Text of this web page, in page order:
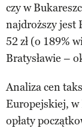
czy w
najdroższy jest
52 zł (o 189%
Bratysławie –
Analiza cen
Europejskiej, w
opłaty